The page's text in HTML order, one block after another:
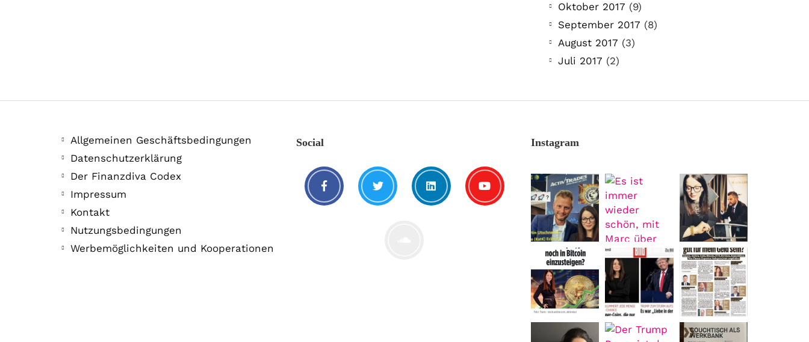
Oktober 2017 (9)
September 2017 (8)
August 2017 (3)
Juli 2017 (2)
Allgemeinen Geschäftsbedingungen
Datenschutzerklärung
Der Finanzdiva Codex
Impressum
Kontakt
Nutzungsbedingungen
Werbemöglichkeiten und Kooperationen
Social Instagram